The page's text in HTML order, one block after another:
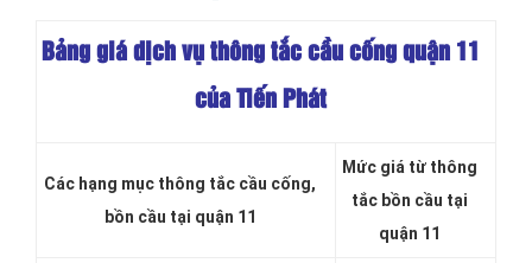
Bảng giá dịch vụ thông tắc cầu cống quận 11
của Tiến Phát
Các hạng mục thông tắc cầu cống,
bồn cầu tại quận 11
Mức giá từ thông
tắc bồn cầu tại
quận 11